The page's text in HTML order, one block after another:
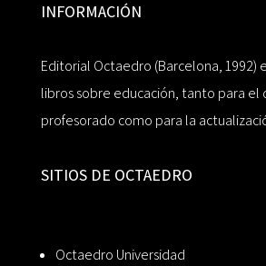
INFORMACIÓN
Editorial Octaedro (Barcelona, 1992)
libros sobre educación, tanto para el
profesorado como para la
SITIOS DE OCTAEDRO
Octaedro Universidad